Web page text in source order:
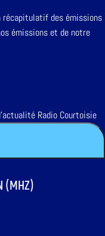
récapitulatif des émissions
émissions et de notre
Radio Courtoisie
(MHZ)